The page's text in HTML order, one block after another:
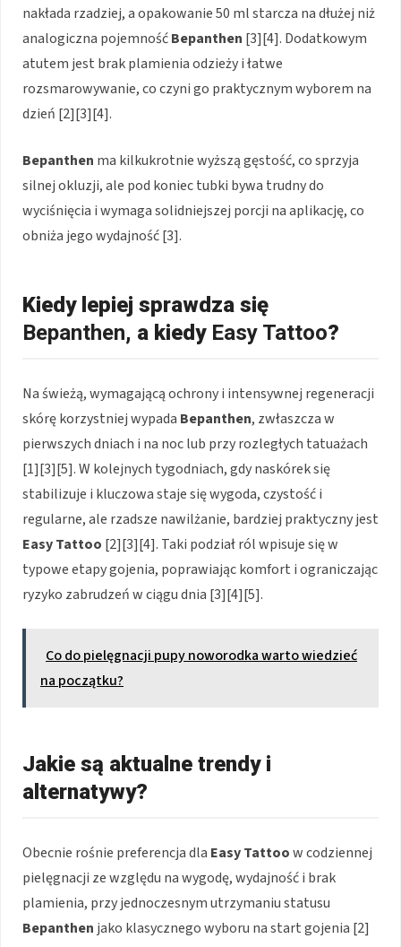
nakłada rzadziej, a opakowanie 50 ml starcza na dłużej niż
analogiczna pojemnośćBepanthen [3][4]. Dodatkowym
atutem jest brak plamienia odzieży i łatwe
rozsmarowywanie, co czyni go praktycznym wyborem na
dzień [2][3][4].
Bepanthen ma kilkukrotnie wyższą gęstość, co sprzyja
silnej okluzji, ale pod koniec tubki bywa trudny do
wyciśnięcia i wymaga solidniejszej porcji na aplikację, co
obniża jego wydajność [3].
Kiedy lepiej sprawdza się
Bepanthen, a kiedy Easy Tattoo?
Na świeżą, wymagającą ochrony i intensywnej regeneracji
skórę korzystniej wypada Bepanthen, zwłaszcza w
pierwszych dniach i na noc lub przy rozległych tatuażach
[1][3][5]. W kolejnych tygodniach, gdy naskórek się
stabilizuje i kluczowa staje się wygoda, czystość i
regularne, ale rzadsze nawilżanie, bardziej praktyczny jest
Easy Tattoo [2][3][4]. Taki podział ról wpisuje się w
typowe etapy gojenia, poprawiając komfort i ograniczając
ryzyko zabrudzeń w ciągu dnia [3][4][5].
Co do pielęgnacji pupy noworodka warto wiedzieć
na początku?
Jakie są aktualne trendy i
alternatywy?
Obecnie rośnie preferencja dla Easy Tattoow codziennej
pielęgnacji ze względu na wygodę, wydajność i brak
plamienia, przy jednoczesnym utrzymaniu statusu
Bepanthen jako klasycznego wyboru na start gojenia [2]